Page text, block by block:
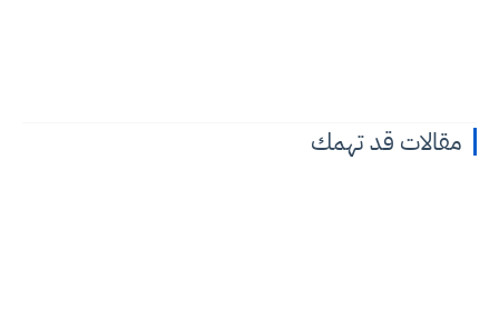
مقالات قد تهمك